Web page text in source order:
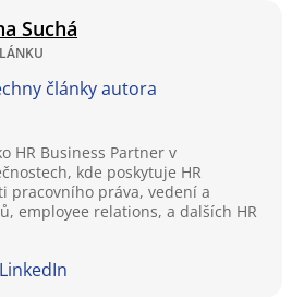
Suchá
články autora
HR Business Partner v
kde poskytuje HR
pracovního práva, vedení a
employee relations, a dalších HR